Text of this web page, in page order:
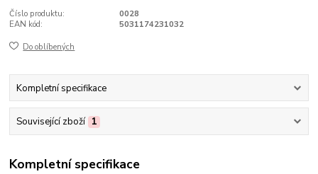
Číslo produktu:
0028
EAN kód:
5031174231032
Do oblíbených
Kompletní specifikace
Související zboží 1
Kompletní specifikace